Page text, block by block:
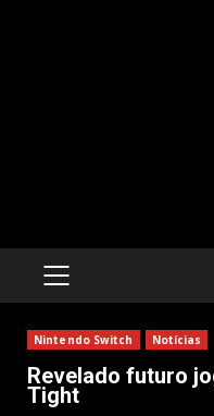
PRIMARY
Nintendo Switch Notícias
Revelado futuro
Tight